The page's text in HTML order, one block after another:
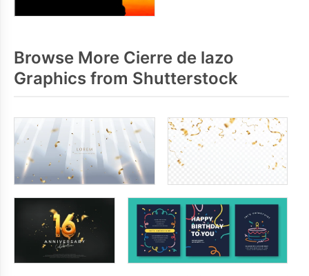
Browse More Cierre de lazo
Graphics from Shutterstock